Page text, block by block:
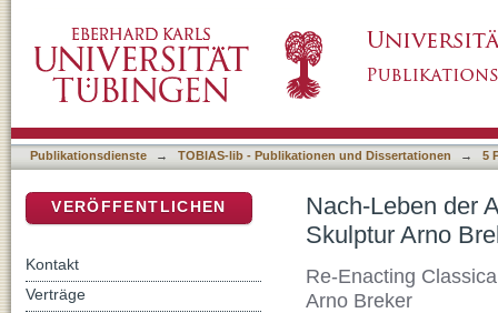
Publikationsdienste → TOBIAS-lib - Publikationen und Dissertationen → 5
Nach-Leben der
Skulptur Arno
Re-Enacting
Arno Breker
VERÖFFENTLICHEN
Kontakt
Verträge